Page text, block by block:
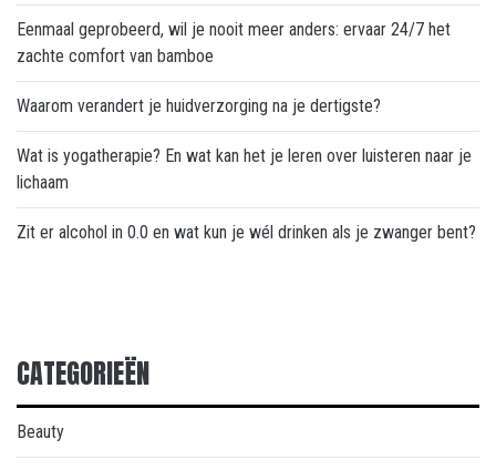
Eenmaal geprobeerd, wil je nooit meer anders: ervaar 24/7 het
zachte comfort van bamboe
Waarom verandert je huidverzorging na je dertigste?
Wat is yogatherapie? En wat kan het je leren over luisteren naar je
lichaam
Zit er alcohol in 0.0 en wat kun je wél drinken als je zwanger bent?
CATEGORIEËN
Beauty